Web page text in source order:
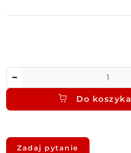
Do koszyka
Dostępność
Zadaj pytanie